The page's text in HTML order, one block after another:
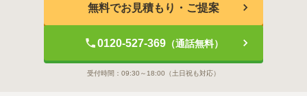
無料でお見積もり・ご提案
0120-527-369（通話無料）
受付時間： 09:30～18:00 （土日祝も対応）